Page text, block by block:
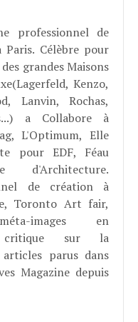
professionnel de
Célèbre pour
grandes Maisons
Kenzo,
Lanvin, Rochas,
a Collabore à
L'Optimum, Elle
pour EDF, Féau
d'Architecture.
de création à
Toronto Art fair,
images en
critique sur la
parus dans
Magazine depuis